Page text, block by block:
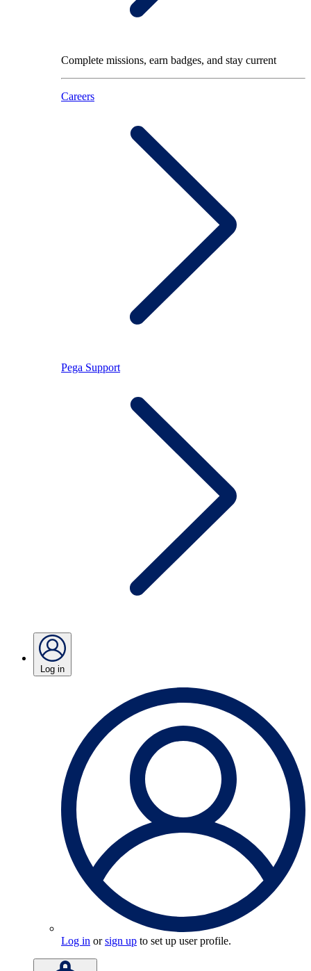
Complete missions, earn badges, and stay current
Careers
Pega Support
Log in
Log in orsign up to set up user profile.